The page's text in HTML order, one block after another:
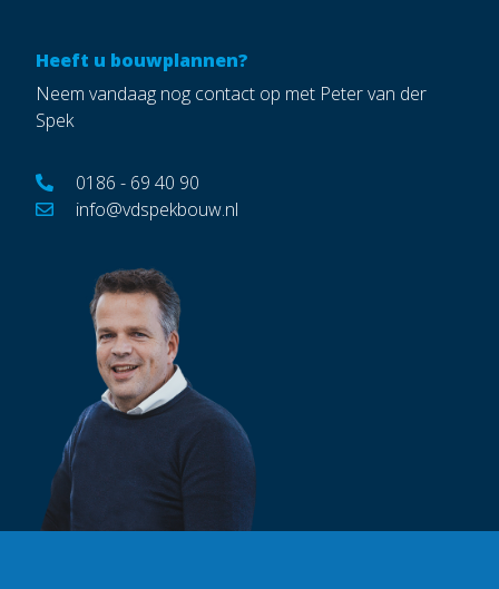
Heeft u bouwplannen?
Neem vandaag nog contact op met Peter van der
Spek
0186 - 69 40 90
info@vdspekbouw.nl